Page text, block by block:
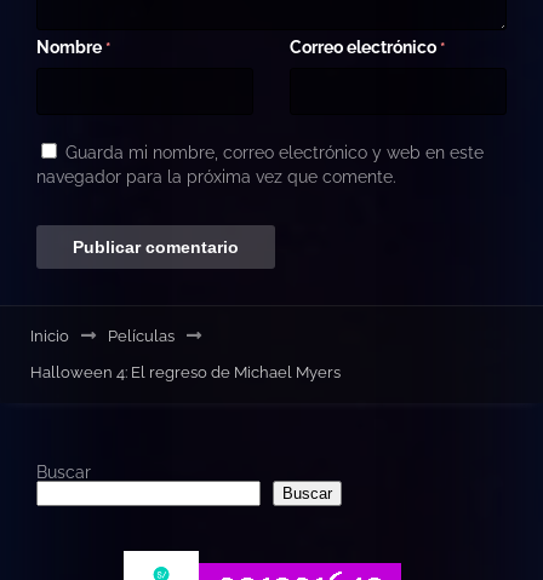
Nombre * Correo electrónico *
Guarda mi nombre, correo electrónico y web en este
navegador para la próxima vez que comente.
Inicio
Películas
Halloween 4: El regreso de Michael Myers
Buscar
Buscar